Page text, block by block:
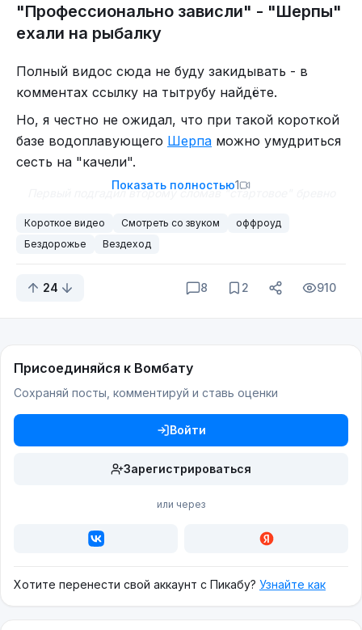
"Профессионально зависли" - "Шерпы"
ехали на рыбалку
Полный видос сюда не буду закидывать - в
комментах ссылку на тытрубу найдёте.
Но, я честно не ожидал, что при такой короткой
базе водоплавующего Шерпа можно умудриться
сесть на "качели".
Первый подгадил второму сломав "стартовое" бревно
Показать полностью1
Короткое видео Смотреть со звуком
оффроуд
Бездорожье
Вездеход
24 8 2 910
Присоединяйся к Вомбату
Сохраняй посты, комментируй и ставь оценки
Войти
Зарегистрироваться
или через
Хотите перенести свой аккаунт с Пикабу? Узнайте как